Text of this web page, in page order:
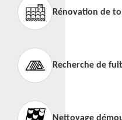
Rénovation de
Recherche de